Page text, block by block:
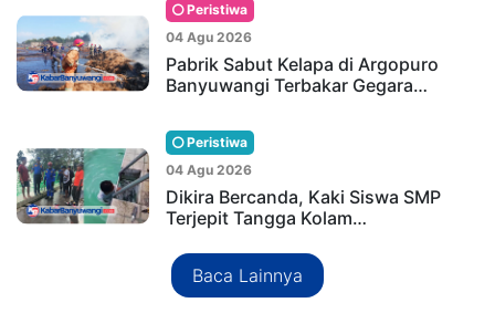
Peristiwa
04 Agu 2026
Pabrik Sabut Kelapa di Argopuro
Banyuwangi Terbakar Gegara…
Peristiwa
04 Agu 2026
Dikira Bercanda, Kaki Siswa SMP
Terjepit Tangga Kolam…
Baca Lainnya